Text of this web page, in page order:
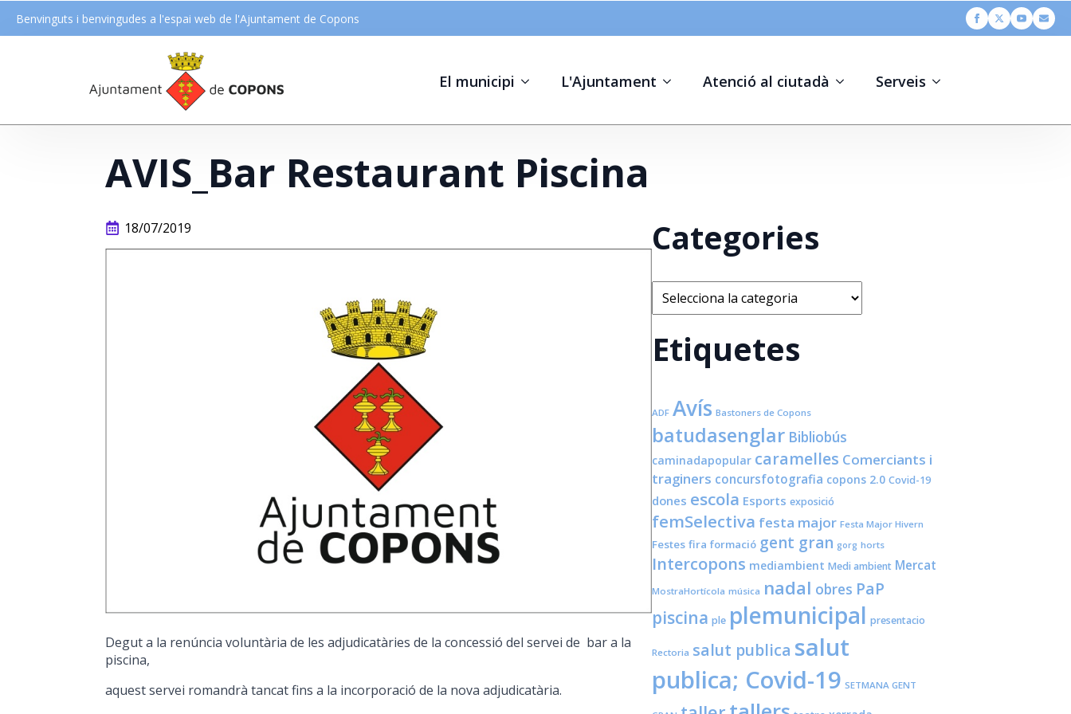
Benvinguts i benvingudes a l'espai web de l'Ajuntament de Copons
El municipi L'Ajuntament Atenció al ciutadà Serveis
AVIS_Bar Restaurant Piscina
18/07/2019
Degut a la renúncia voluntària de les adjudicatàries de la concessió del servei de bar a la
piscina,
aquest servei romandrà tancat fins a la incorporació de la nova adjudicatària.
Categories
Categories
Etiquetes
ADF Avís Bastoners de Copons
batudasenglar Bibliobús
caminadapopular caramelles Comerciants i
traginers concursfotografia copons 2.0 Covid-19
dones escola Esports exposició
femSelectiva festa major Festa Major Hivern
Festes fira formació gent gran gorg horts
Intercopons mediambient Medi ambient Mercat
MostraHortícola música nadal obres PaP
piscina ple plemunicipal presentacio
Rectoria salut publica salut
publica; Covid-19 SETMANA GENT